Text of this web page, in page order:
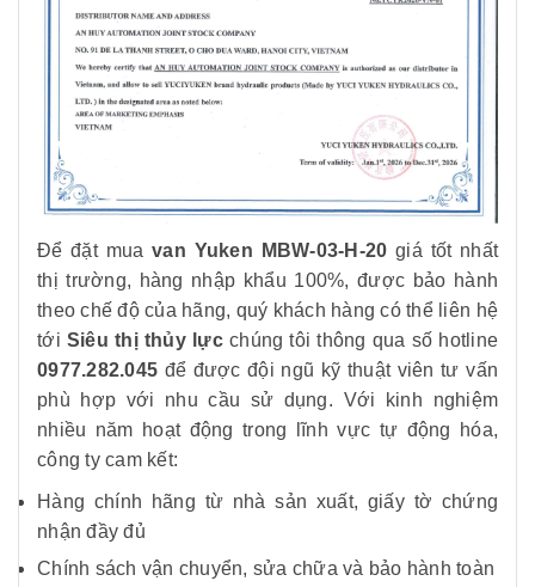
Để đặt muavan Yuken MBW-03-H-20 giá tốt nhất
thị trường, hàng nhập khẩu 100%, được bảo hành
theo chế độ của hãng, quý khách hàng có thể liên hệ
tới Siêu thị thủy lựcchúng tôi thông qua số hotline
0977.282.045 để được đội ngũ kỹ thuật viên tư vấn
phù hợp với nhu cầu sử dụng. Với kinh nghiệm
nhiều năm hoạt động trong lĩnh vực tự động hóa,
công ty cam kết:
Hàng chính hãng từ nhà sản xuất, giấy tờ chứng
nhận đầy đủ
Chính sách vận chuyển, sửa chữa và bảo hành toàn